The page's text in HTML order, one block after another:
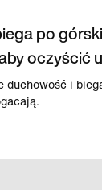
po
oczyścić
duchowość i